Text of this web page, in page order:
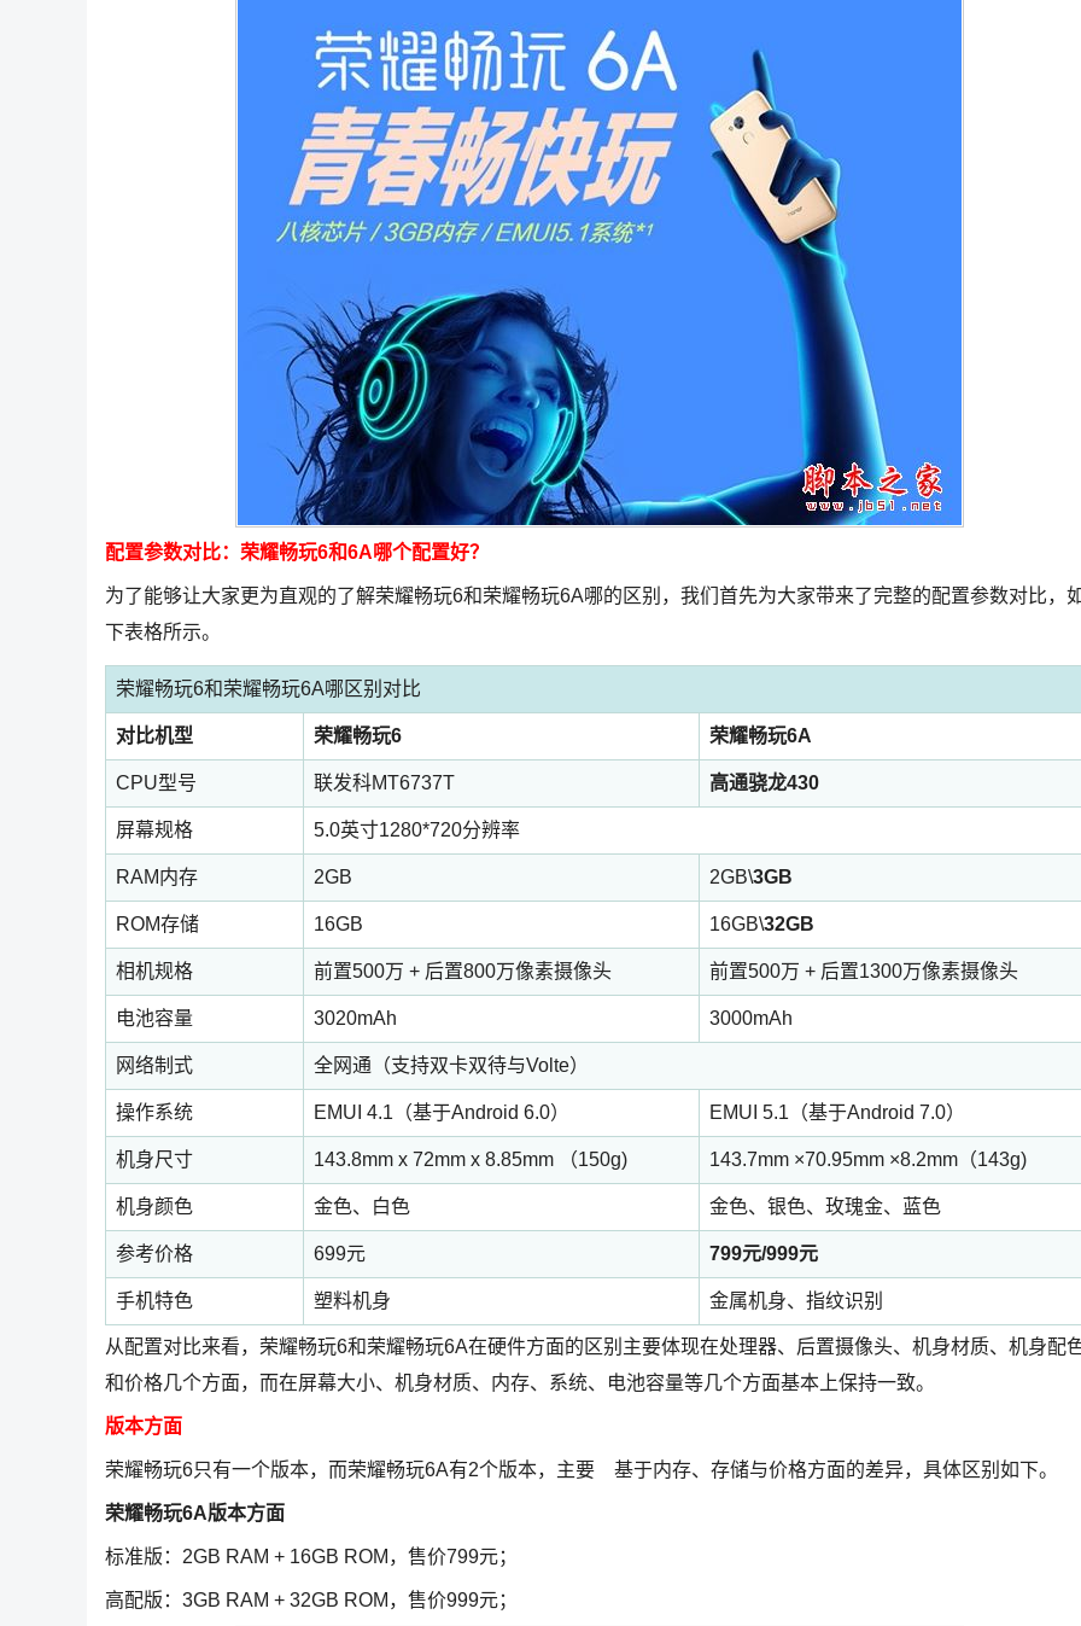
配置参数对比：荣耀畅玩6和6A哪个配置好？
为了能够让大家更为直观的了解荣耀畅玩6和荣耀畅玩6A哪的区别，我们首先为大家带来了完整的配置参数对比，
下表格所示。
荣耀畅玩6和荣耀畅玩6A哪区别对比
对比机型 荣耀畅玩6 荣耀畅玩6A
CPU型号 联发科MT6737T 高通骁龙430
屏幕规格 5.0英寸1280*720分辨率
RAM内存 2GB 2GB\3GB
ROM存储 16GB 16GB\32GB
相机规格 前置500万 + 后置800万像素摄像头 前置500万 + 后置1300万像素摄像头
电池容量 3020mAh 3000mAh
网络制式 全网通（支持双卡双待与Volte）
操作系统 EMUI 4.1（基于Android 6.0） EMUI 5.1（基于Android 7.0）
机身尺寸 143.8mm x 72mm x 8.85mm （150g) 143.7mm ×70.95mm ×8.2mm（143g)
机身颜色 金色、白色 金色、银色、玫瑰金、蓝色
参考价格 699元 799元/999元
手机特色 塑料机身 金属机身、指纹识别
从配置对比来看，荣耀畅玩6和荣耀畅玩6A在硬件方面的区别主要体现在处理器、后置摄像头、机身材质、机身配
和价格几个方面，而在屏幕大小、机身材质、内存、系统、电池容量等几个方面基本上保持一致。
版本方面
荣耀畅玩6只有一个版本，而荣耀畅玩6A有2个版本，主要 基于内存、存储与价格方面的差异，具体区别如下。
荣耀畅玩6A版本方面
标准版：2GB RAM + 16GB ROM，售价799元；
高配版：3GB RAM + 32GB ROM，售价999元；